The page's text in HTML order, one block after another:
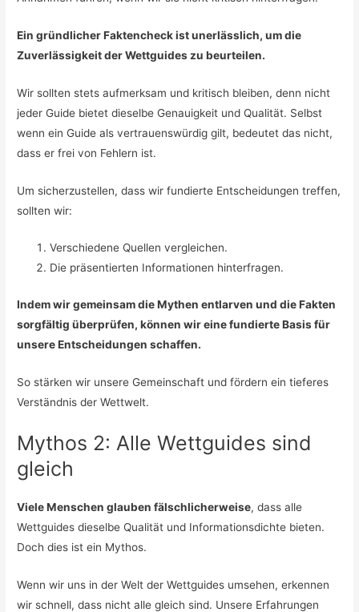
Ein gründlicher Faktencheck ist unerlässlich, um die
Zuverlässigkeit der Wettguides zu beurteilen.
Wir sollten stets aufmerksam und kritisch bleiben, denn nicht
jeder Guide bietet dieselbe Genauigkeit und Qualität. Selbst
wenn ein Guide als vertrauenswürdig gilt, bedeutet das nicht,
dass er frei von Fehlern ist.
Um sicherzustellen, dass wir fundierte Entscheidungen treffen,
sollten wir:
Verschiedene Quellen vergleichen.
Die präsentierten Informationen hinterfragen.
Indem wir gemeinsam die Mythen entlarven und die Fakten
sorgfältig überprüfen, können wir eine fundierte Basis für
unsere Entscheidungen schaffen.
So stärken wir unsere Gemeinschaft und fördern ein tieferes
Verständnis der Wettwelt.
Mythos 2: Alle Wettguides sind
gleich
Viele Menschen glauben fälschlicherweise, dass alle
Wettguides dieselbe Qualität und Informationsdichte bieten.
Doch dies ist ein Mythos.
Wenn wir uns in der Welt der Wettguides umsehen, erkennen
wir schnell, dass nicht alle gleich sind. Unsere Erfahrungen